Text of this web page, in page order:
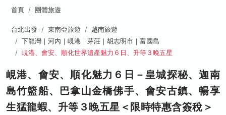
首頁 團體旅遊
台北出發 東南亞旅遊
越南旅遊
下龍灣｜河內｜峴港｜芽莊｜胡志明市｜富國島
峴港、會安、順化世界遺產魅力６日、升等３晚五星
峴港、會安、順化魅力６日－皇城探秘、迦南
島竹籃船、巴拿山金橋佛手、會安古鎮、暢享
生猛龍蝦、升等３晚五星＜限時特惠含簽稅＞